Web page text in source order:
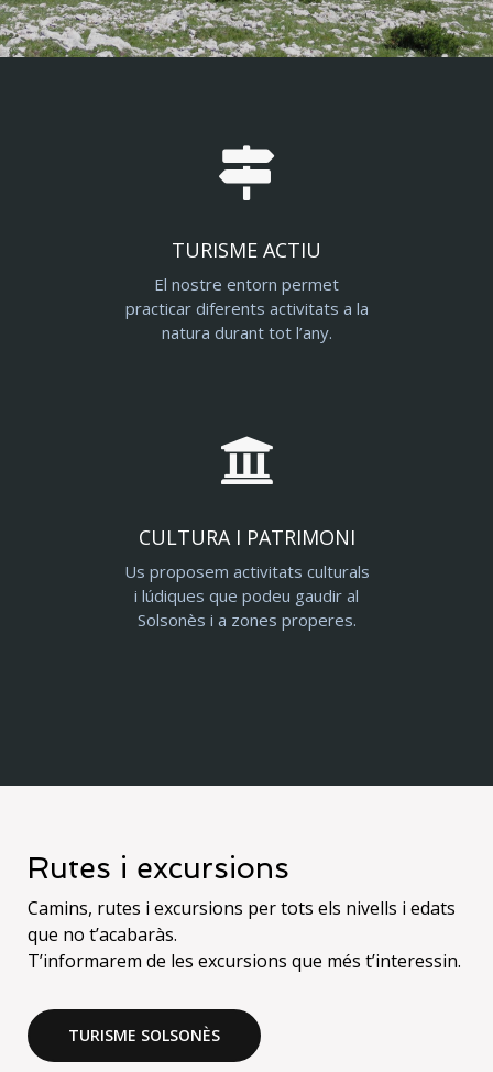
TURISME ACTIU
El nostre entorn permet
practicar diferents activitats a la
natura durant tot l’any.
CULTURA I PATRIMONI
Us proposem activitats culturals
i lúdiques que podeu gaudir al
Solsonès i a zones properes.
Rutes i excursions
Camins, rutes i excursions per tots els nivells i edats
que no t’acabaràs.
T’informarem de les excursions que més t’interessin.
TURISME SOLSONÈS